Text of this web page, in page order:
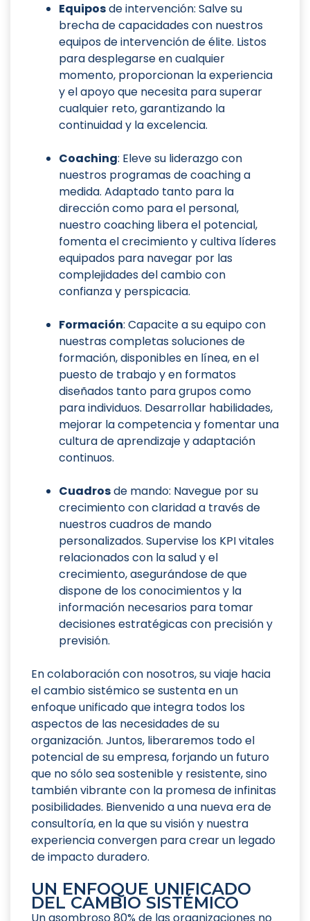
Equiposde intervención: Salve su
brecha de capacidades con nuestros
equipos de intervención de élite. Listos
para desplegarse en cualquier
momento, proporcionan la experiencia
y el apoyo que necesita para superar
cualquier reto, garantizando la
continuidad y la excelencia.
Coaching: Eleve su liderazgo con
nuestros programas de coaching a
medida. Adaptado tanto para la
dirección como para el personal,
nuestro coaching libera el potencial,
fomenta el crecimiento y cultiva líderes
equipados para navegar por las
complejidades del cambio con
confianza y perspicacia.
Formación: Capacite a su equipo con
nuestras completas soluciones de
formación, disponibles en línea, en el
puesto de trabajo y en formatos
diseñados tanto para grupos como
para individuos. Desarrollar habilidades,
mejorar la competencia y fomentar una
cultura de aprendizaje y adaptación
continuos.
Cuadrosde mando: Navegue por su
crecimiento con claridad a través de
nuestros cuadros de mando
personalizados. Supervise los KPI vitales
relacionados con la salud y el
crecimiento, asegurándose de que
dispone de los conocimientos y la
información necesarios para tomar
decisiones estratégicas con precisión y
previsión.
En colaboración con nosotros, su viaje hacia
el cambio sistémico se sustenta en un
enfoque unificado que integra todos los
aspectos de las necesidades de su
organización. Juntos, liberaremos todo el
potencial de su empresa, forjando un futuro
que no sólo sea sostenible y resistente, sino
también vibrante con la promesa de infinitas
posibilidades. Bienvenido a una nueva era de
consultoría, en la que su visión y nuestra
experiencia convergen para crear un legado
de impacto duradero.
UN ENFOQUE UNIFICADO
DEL CAMBIO SISTÉMICO